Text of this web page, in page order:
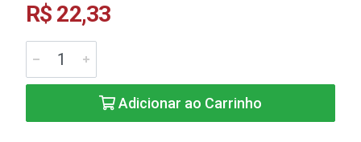
R$ 22,33
Adicionar ao Carrinho